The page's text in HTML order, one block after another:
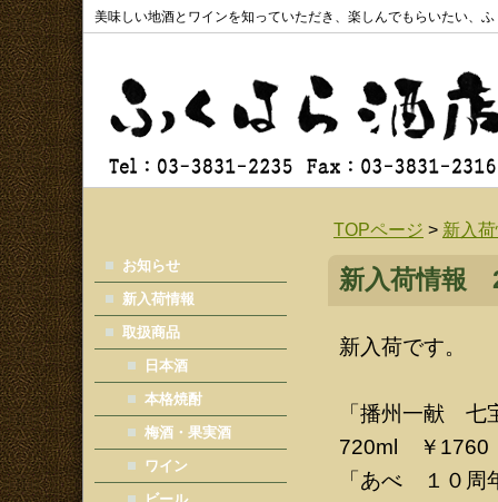
美味しい地酒とワインを知っていただき、楽しんでもらいたい、
TOPページ > 新入
新入荷情報
新入荷です。
「播州一献
720ml ￥1760
「あべ １０
お知らせ
新入荷情報
取扱商品
日本酒
本格焼酎
梅酒・果実酒
ワイン